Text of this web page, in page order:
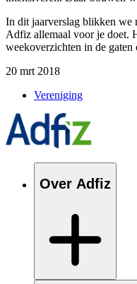
In dit jaarverslag blikken we
Adfiz allemaal voorje doet.
weekoverzichten in de gaten
20 mrt 2018
Vereniging
Over Adfiz